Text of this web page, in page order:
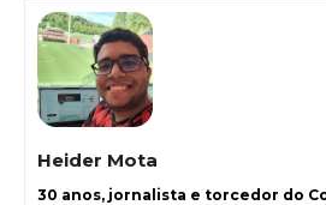
Heider Mota
30 anos, jornalista e torcedor do